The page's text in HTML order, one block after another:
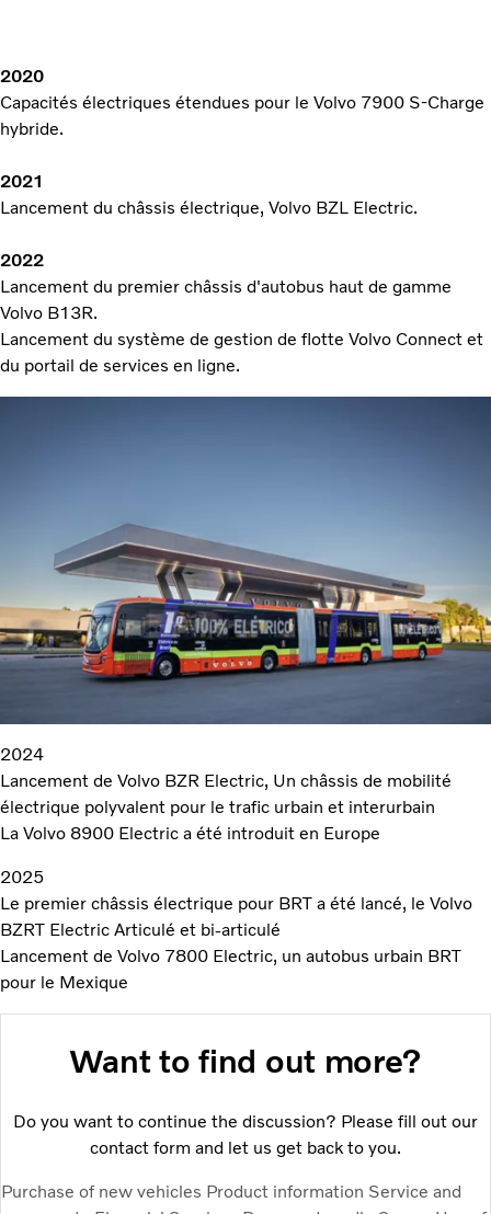
2020
Capacités électriques étendues pour le Volvo 7900 S-Charge
hybride.
2021
Lancement du châssis électrique, Volvo BZL Electric.
2022
Lancement du premier châssis d'autobus haut de gamme
Volvo B13R.
Lancement du système de gestion de flotte Volvo Connect et
du portail de services en ligne.
2024
Lancement de Volvo BZR Electric, Un châssis de mobilité
électrique polyvalent pour le trafic urbain et interurbain
La Volvo 8900 Electric a été introduit en Europe
2025
Le premier châssis électrique pour BRT a été lancé, le Volvo
BZRT Electric Articulé et bi-articulé
Lancement de Volvo 7800 Electric, un autobus urbain BRT
pour le Mexique
Want to find out more?
Do you want to continue the discussion? Please fill out our
contact form and let us get back to you.
Purchase of new vehicles Product information Service and